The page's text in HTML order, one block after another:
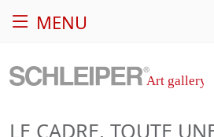
MENU
LE CADRE, TOUTE